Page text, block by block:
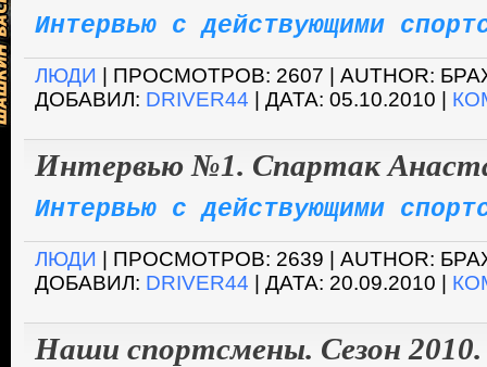
Интервью с действующими
ЛЮДИ | ПРОСМОТРОВ: 2607 | AUTHOR:
ДОБАВИЛ: DRIVER44 | ДАТА: 05.10.2010
Интервью №1. Спартак
Интервью с действующими
ЛЮДИ | ПРОСМОТРОВ: 2639 | AUTHOR:
ДОБАВИЛ: DRIVER44 | ДАТА: 20.09.2010
Наши спортсмены. Сезон 2010.